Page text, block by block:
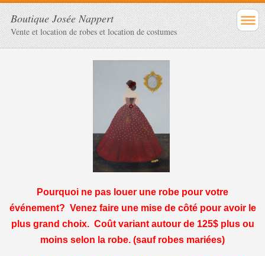
Boutique Josée Nappert
Vente et location de robes et location de costumes
Pourquoi ne pas louer une robe pour votre
événement? Venez faire une mise de côté pour avoir le
plus grand choix. Coût variant autour de 125$ plus ou
moins selon la robe. (sauf robes mariées)